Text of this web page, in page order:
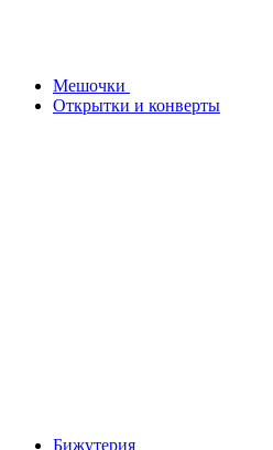
Мешочки
Открытки и конверты
Бижутерия